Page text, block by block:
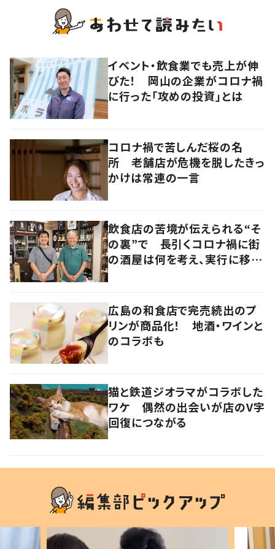
イベント・飲食業でも売上が伸
びた！ 岡山の企業がコロナ禍
に行った「攻めの投資」とは
コロナ禍で苦しんだ桜の名
所 老舗店が危機を脱したきっ
かけは常連の一言
飲食店の苦境が伝えられる“そ
の裏”で 長引くコロナ禍に街
の酒屋は何を考え、実行に移し
広島の和食店で完売続出のプ
リンが商品化！ 地酒・ワインと
のコラボも
猫と鉄道ジオラマがコラボした
ワケ 偶然の出会いが店のV字
回復につながる